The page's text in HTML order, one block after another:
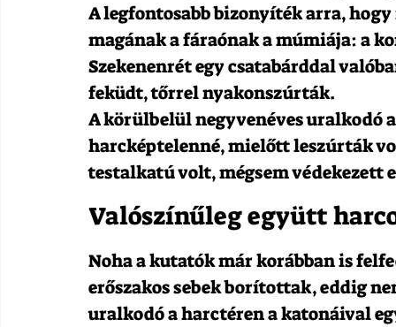
A legfontosabb bizonyíték arra,
magának a fáraónak a múmiája: a
Szekenenrét egy csatabárddal
feküdt, tőrrel nyakonszúrták.
A körülbelül negyvenéves uralkodó
harcképtelenné, mielőtt leszúrták
testalkatú volt, mégsem védekezett
Valószínűleg együtt
Noha a kutatók már korábban is
erőszakos sebek borítottak, eddig
uralkodó a harctéren a katonáival